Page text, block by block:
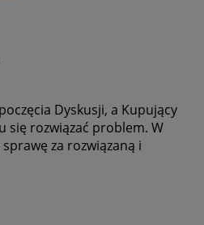
Dyskusji, a Kupujący
się rozwiązać problem. W
za rozwiązaną i